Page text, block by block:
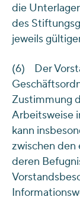
die
des
jeweils
(6) Der
Zustimmung
Arbeitsweise
kann
zwischen den
deren